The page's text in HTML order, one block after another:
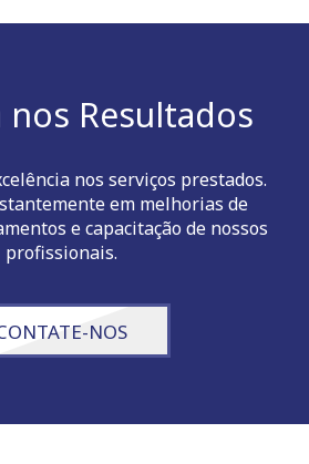
nos Resultados
nos serviços prestados.
em melhorias de
e capacitação de nossos
profissionais.
NOS